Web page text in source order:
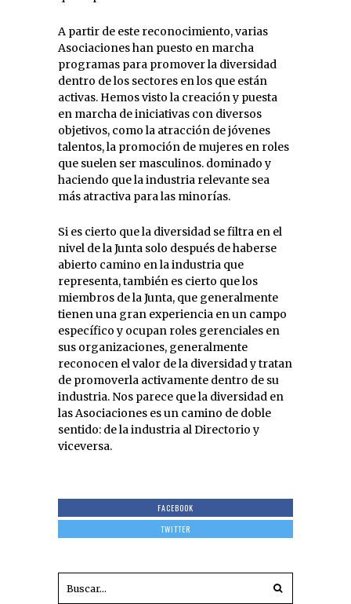
A partir de este reconocimiento, varias
Asociaciones han puesto en marcha
programas para promover la diversidad
dentro de los sectores en los que están
activas. Hemos visto la creación y puesta
en marcha de iniciativas con diversos
objetivos, como la atracción de jóvenes
talentos, la promoción de mujeres en roles
que suelen ser masculinos. dominado y
haciendo que la industria relevante sea
más atractiva para las minorías.
Si es cierto que la diversidad se filtra en el
nivel de la Junta solo después de haberse
abierto camino en la industria que
representa, también es cierto que los
miembros de la Junta, que generalmente
tienen una gran experiencia en un campo
específico y ocupan roles gerenciales en
sus organizaciones, generalmente
reconocen el valor de la diversidad y tratan
de promoverla activamente dentro de su
industria. Nos parece que la diversidad en
las Asociaciones es un camino de doble
sentido: de la industria al Directorio y
viceversa.
FACEBOOK
TWITTER